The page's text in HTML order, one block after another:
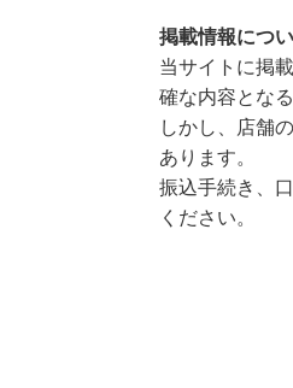
掲載情報につ
当サイトに掲
確な内容とな
しかし、店舗
あります。
振込手続き、
ください。